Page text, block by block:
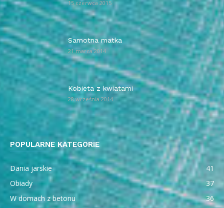
15 czerwca 2015
Samotna matka
21 marca 2014
Kobieta z kwiatami
28 września 2014
POPULARNE KATEGORIE
Dania jarskie
41
Obiady
37
W domach z betonu
36